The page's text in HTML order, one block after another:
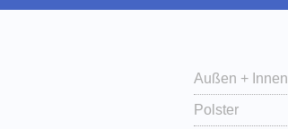
Außen + Innen
Polster